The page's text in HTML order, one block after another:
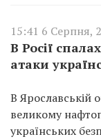
15:41 6 Серпня,
В Росії
атаки
В Ярославській
великому
українських